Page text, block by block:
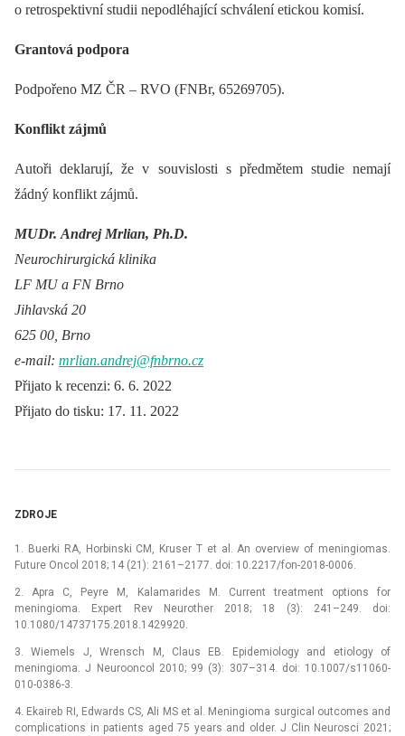
o retrospektivní studii nepodléhající schválení etickou komisí.
Grantová podpora
Podpořeno MZ ČR –⁠ RVO (FNBr, 65269705).
Konflikt zájmů
Autoři deklarují, že v souvislosti s předmětem studie nemají
žádný konflikt zájmů.
MUDr. Andrej Mrlian, Ph.D.
Neurochirurgická klinika
LF MU a FN Brno
Jihlavská 20
625 00, Brno
e-mail: mrlian.andrej@fnbrno.cz
Přijato k recenzi: 6. 6. 2022
Přijato do tisku: 17. 11. 2022
ZDROJE
1. Buerki RA, Horbinski CM, Kruser T et al. An overview of meningiomas.
Future Oncol 2018; 14 (21): 2161–2177. doi: 10.2217/fon-2018-0006.
2. Apra C, Peyre M, Kalamarides M. Current treatment options for
meningioma. Expert Rev Neurother 2018; 18 (3): 241–249. doi:
10.1080/14737175.2018.1429920.
3. Wiemels J, Wrensch M, Claus EB. Epidemiology and etiology of
meningioma. J Neurooncol 2010; 99 (3): 307–314. doi: 10.1007/s11060-
010-0386-3.
4. Ekaireb RI, Edwards CS, Ali MS et al. Meningioma surgical outcomes and
complications in patients aged 75 years and older. J Clin Neurosci 2021;